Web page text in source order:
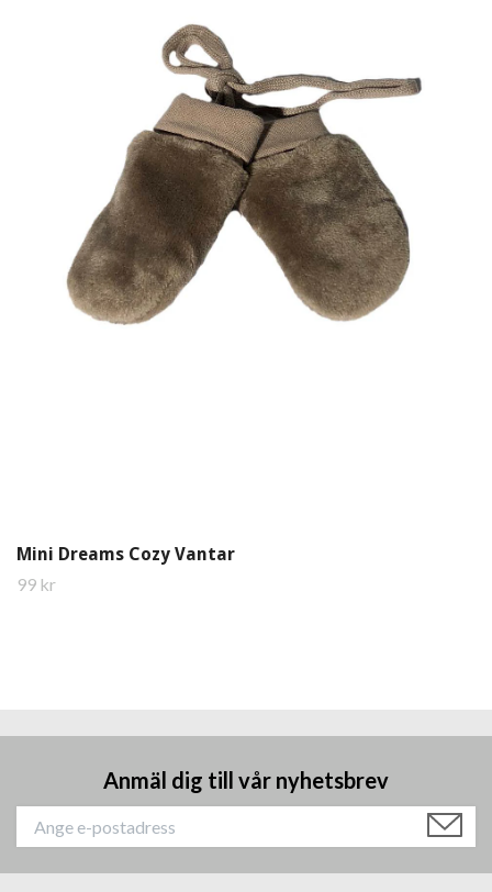
Mini Dreams Cozy Vantar
99 kr
Anmäl dig till vår nyhetsbrev